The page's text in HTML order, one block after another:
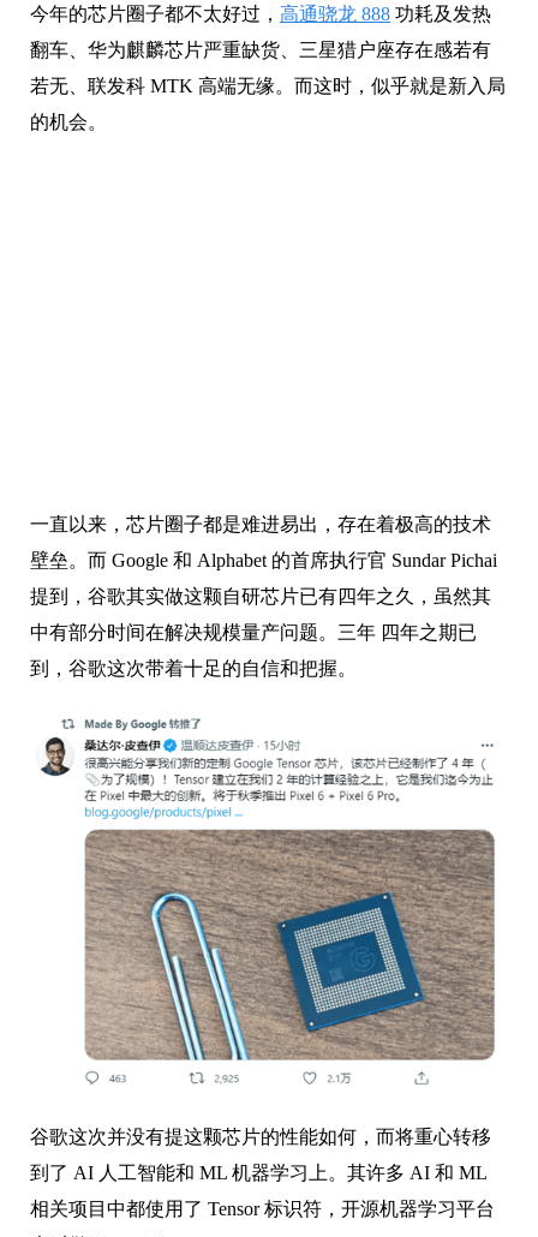
今年的芯片圈子都不太好过， 高通骁龙 888 功耗及发热
翻车、华为麒麟芯片严重缺货、三星猎户座存在感若有
若无、联发科 MTK 高端无缘。而这时，似乎就是新入局
的机会。
一直以来，芯片圈子都是难进易出，存在着极高的技术
壁垒。而 Google 和 Alphabet 的首席执行官 Sundar Pichai
提到，谷歌其实做这颗自研芯片已有四年之久，虽然其
中有部分时间在解决规模量产问题。三年 四年之期已
谷歌这次并没有提这颗芯片的性能如何，而将重心转移
到了 AI 人工智能和 ML 机器学习上。其许多 AI 和 ML